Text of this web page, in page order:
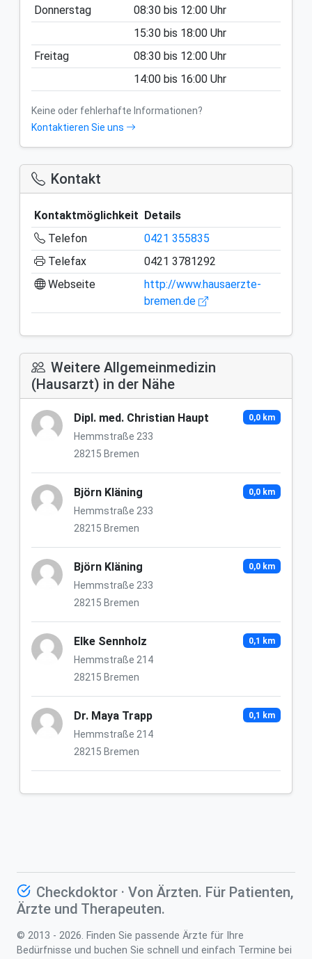
Donnerstag
08:30 bis 12:00 Uhr
15:30 bis 18:00 Uhr
Freitag
08:30 bis 12:00 Uhr
14:00 bis 16:00 Uhr
Keine oder fehlerhafte Informationen?
Kontaktieren Sie uns
Kontakt
Kontaktmöglichkeit
Details
Telefon
0421 355835
Telefax
0421 3781292
Webseite
http://www.hausaerzte-
bremen.de
Weitere Allgemeinmedizin
(Hausarzt) in der Nähe
Dipl. med. Christian Haupt
Hemmstraße 233
28215 Bremen
0,0 km
Björn Kläning
Hemmstraße 233
28215 Bremen
0,0 km
Björn Kläning
Hemmstraße 233
28215 Bremen
0,0 km
Elke Sennholz
Hemmstraße 214
28215 Bremen
0,1 km
Dr. Maya Trapp
Hemmstraße 214
28215 Bremen
0,1 km
Checkdoktor · Von Ärzten. Für Patienten,
Ärzte und Therapeuten.
© 2013 - 2026. Finden Sie passende Ärzte für Ihre
Bedürfnisse und buchen Sie schnell und einfach Termine bei